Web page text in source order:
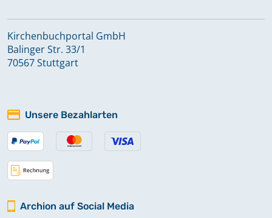
Kirchenbuchportal GmbH
Balinger Str. 33/1
70567 Stuttgart
Unsere Bezahlarten
Archion auf Social Media